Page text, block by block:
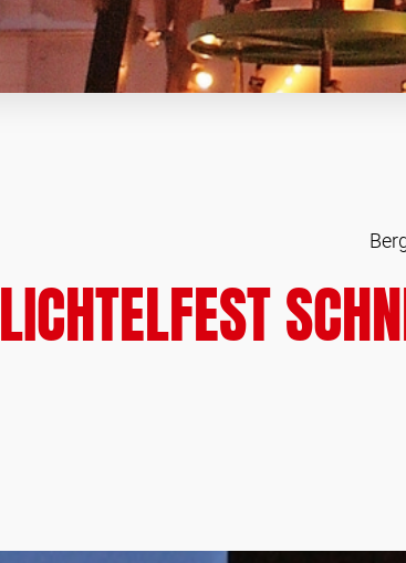
LICHTELFEST